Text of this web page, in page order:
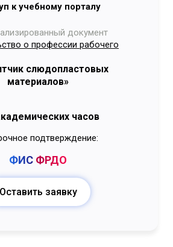
к учебному порталу
документ
о профессии рабочего
слюдопластовых
материалов»
часов
подтверждение:
ФИС ФРДО
Оставить заявку